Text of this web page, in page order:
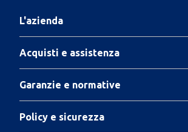
L'azienda
Acquisti e assistenza
Garanzie e normative
Policy e sicurezza